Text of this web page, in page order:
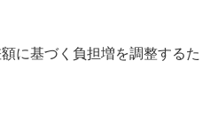
に基づく負担増を調整するた